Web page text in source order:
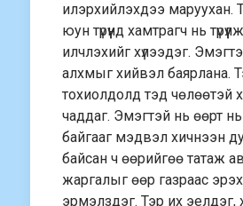
илэрхийлэхдээ маруухан.
юун түрүүнд хамтрагч нь
илчлэхийг хүлээдэг.
алхмыг хийвэл баярлана.
тохиолдолд тэд чөлөөтэй
чаддаг. Эмэгтэй нь өөрт нь
байгааг мэдвэл хичнээн
байсан ч өөрийгөө татаж
жаргалыг өөр газраас
эрмэлздэг. Тэр их эелдэг,